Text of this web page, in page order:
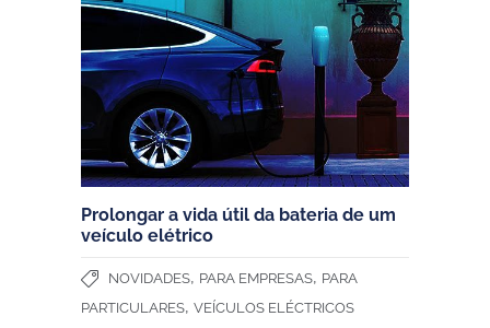
Prolongar a vida útil da bateria de um
veículo elétrico
NOVIDADES, PARA EMPRESAS, PARA
PARTICULARES, VEÍCULOS ELÉCTRICOS